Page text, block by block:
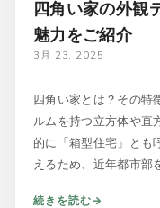
四角い家の外観
魅力をご紹介
3月 23, 2025
四角い家とは？その特
ルムを持つ立方体や直
的に「箱型住宅」とも
えるため、近年都市
続きを読む